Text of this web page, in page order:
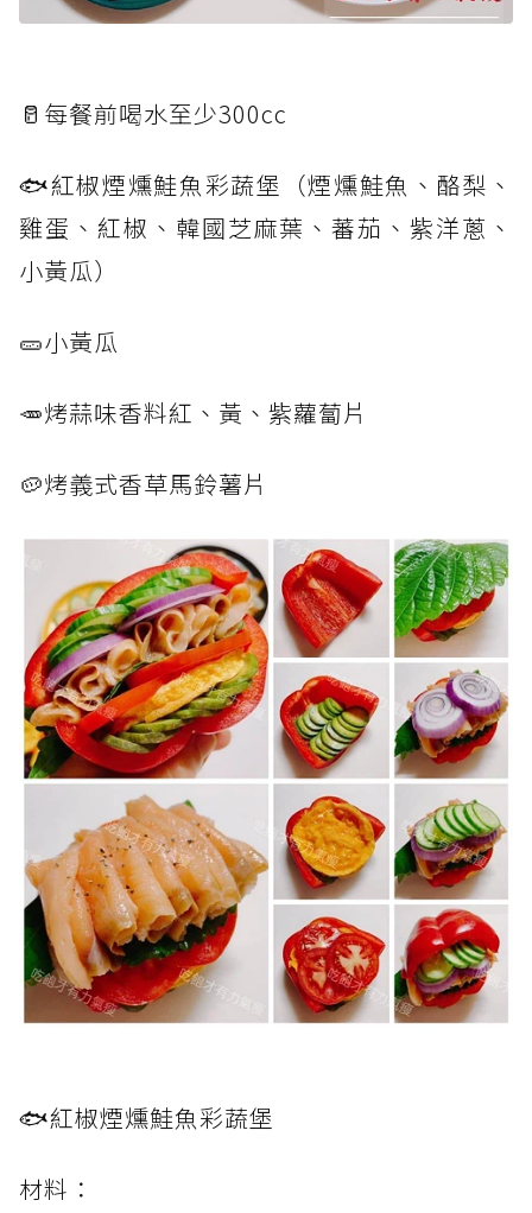
🥛每餐前喝水至少300cc
🐟紅椒煙燻鮭魚彩蔬堡（煙燻鮭魚、酪梨、
雞蛋、紅椒、韓國芝麻葉、蕃茄、紫洋蔥、
小黃瓜）
🥒小黃瓜
🥕烤蒜味香料紅、黃、紫蘿蔔片
🥔烤義式香草馬鈴薯片
🐟紅椒煙燻鮭魚彩蔬堡
材料：